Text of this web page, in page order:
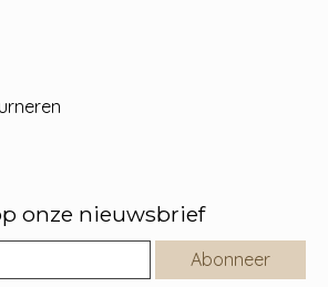
onze nieuwsbrief
Abonneer